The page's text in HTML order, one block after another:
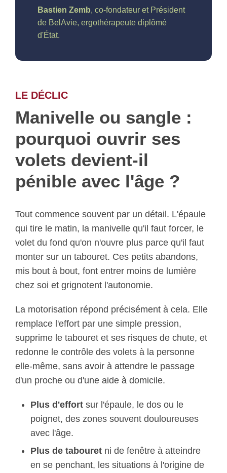
Bastien Zemb, co-fondateur et Président
de BelAvie, ergothérapeute diplômé
d'État.
LE DÉCLIC
Manivelle ou sangle :
pourquoi ouvrir ses
volets devient-il
pénible avec l'âge ?
Tout commence souvent par un détail. L'épaule
qui tire le matin, la manivelle qu'il faut forcer, le
volet du fond qu'on n'ouvre plus parce qu'il faut
monter sur un tabouret. Ces petits abandons,
mis bout à bout, font entrer moins de lumière
chez soi et grignotent l'autonomie.
La motorisation répond précisément à cela. Elle
remplace l'effort par une simple pression,
supprime le tabouret et ses risques de chute, et
redonne le contrôle des volets à la personne
elle-même, sans avoir à attendre le passage
d'un proche ou d'une aide à domicile.
Plus d'effort sur l'épaule, le dos ou le
poignet, des zones souvent douloureuses
avec l'âge.
Plus de tabouret ni de fenêtre à atteindre
en se penchant, les situations à l'origine de